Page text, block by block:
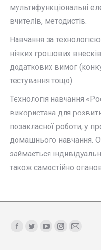
мультифункціональні
вчителів, методистів.
Навчання за
ніяких грошових
додаткових вимог
тестування тощо).
Технологія навчання
використана для
позакласної роботи, у
домашнього навчання.
займається
також самостійно
Find us on:
Facebook
TwitterYouTube
Instagram
Mail